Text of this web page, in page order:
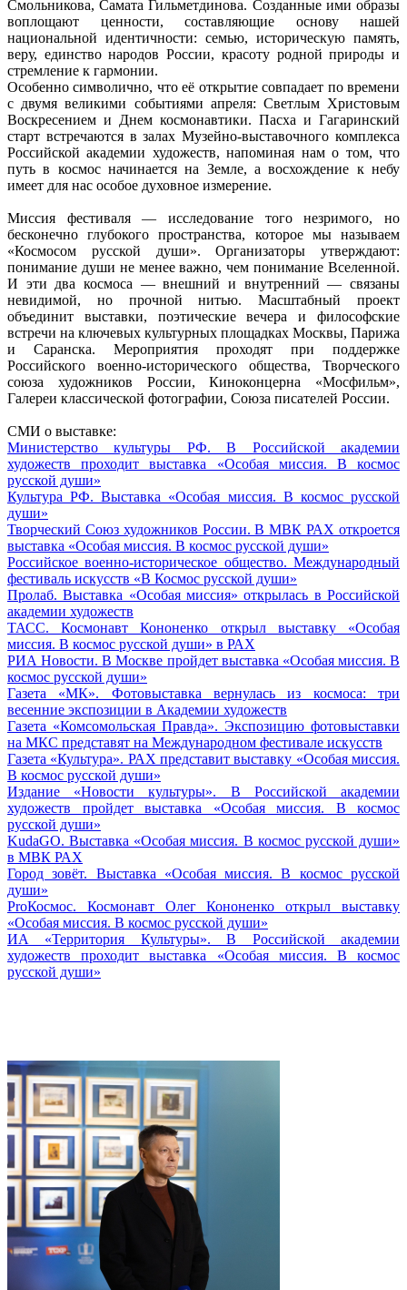
Смольникова, Самата Гильметдинова. Созданные ими образы
воплощают ценности, составляющие основу нашей
национальной идентичности: семью, историческую память,
веру, единство народов России, красоту родной природы и
стремление к гармонии.
Особенно символично, что её открытие совпадает по времени
с двумя великими событиями апреля: Светлым Христовым
Воскресением и Днем космонавтики. Пасха и Гагаринский
старт встречаются в залах Музейно-выставочного комплекса
Российской академии художеств, напоминая нам о том, что
путь в космос начинается на Земле, а восхождение к небу
имеет для нас особое духовное измерение.
Миссия фестиваля — исследование того незримого, но
бесконечно глубокого пространства, которое мы называем
«Космосом русской души». Организаторы утверждают:
понимание души не менее важно, чем понимание Вселенной.
И эти два космоса — внешний и внутренний — связаны
невидимой, но прочной нитью. Масштабный проект
объединит выставки, поэтические вечера и философские
встречи на ключевых культурных площадках Москвы, Парижа
и Саранска. Мероприятия проходят при поддержке
Российского военно-исторического общества, Творческого
союза художников России, Киноконцерна «Мосфильм»,
Галереи классической фотографии, Союза писателей России.
СМИ о выставке:
Министерство культуры РФ. В Российской академии
художеств проходит выставка «Особая миссия. В космос
русской души»
Культура РФ. Выставка «Особая миссия. В космос русской
души»
Творческий Союз художников России. В МВК РАХ откроется
выставка «Особая миссия. В космос русской души»
Российское военно-историческое общество. Международный
фестиваль искусств «В Космос русской души»
Пролаб. Выставка «Особая миссия» открылась в Российской
академии художеств
ТАСС. Космонавт Кононенко открыл выставку «Особая
миссия. В космос русской души» в РАХ
РИА Новости. В Москве пройдет выставка «Особая миссия. В
космос русской души»
Газета «МК». Фотовыставка вернулась из космоса: три
весенние экспозиции в Академии художеств
Газета «Комсомольская Правда». Экспозицию фотовыставки
на МКС представят на Международном фестивале искусств
Газета «Культура». РАХ представит выставку «Особая миссия.
В космос русской души»
Издание «Новости культуры». В Российской академии
художеств пройдет выставка «Особая миссия. В космос
русской души»
KudaGO. Выставка «Особая миссия. В космос русской души»
в МВК РАХ
Город зовёт. Выставка «Особая миссия. В космос русской
души»
ProКосмос. Космонавт Олег Кононенко открыл выставку
«Особая миссия. В космос русской души»
ИА «Территория Культуры». В Российской академии
художеств проходит выставка «Особая миссия. В космос
русской души»